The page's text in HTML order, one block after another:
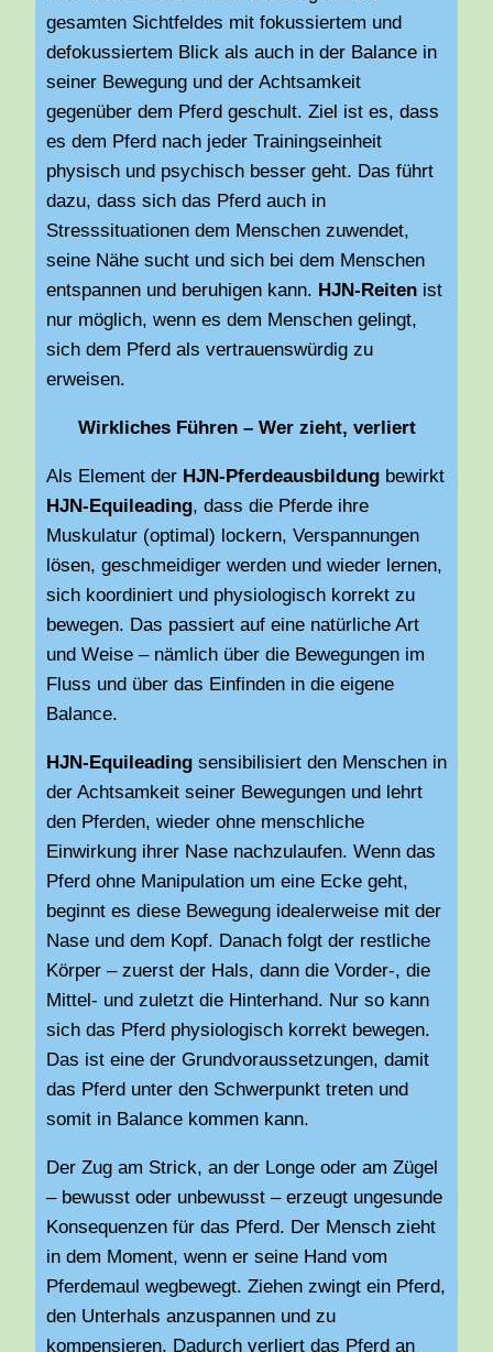
gesamten Sichtfeldes mit fokussiertem und
defokussiertem Blick als auch in der Balance in
seiner Bewegung und der Achtsamkeit
gegenüber dem Pferd geschult. Ziel ist es, dass
es dem Pferd nach jeder Trainingseinheit
physisch und psychisch besser geht. Das führt
dazu, dass sich das Pferd auch in
Stresssituationen dem Menschen zuwendet,
seine Nähe sucht und sich bei dem Menschen
entspannen und beruhigen kann. HJN-Reiten ist
nur möglich, wenn es dem Menschen gelingt,
sich dem Pferd als vertrauenswürdig zu
erweisen.
Wirkliches Führen – Wer zieht, verliert
Als Element der HJN-Pferdeausbildung bewirkt
HJN-Equileading, dass die Pferde ihre
Muskulatur (optimal) lockern, Verspannungen
lösen, geschmeidiger werden und wieder lernen,
sich koordiniert und physiologisch korrekt zu
bewegen. Das passiert auf eine natürliche Art
und Weise – nämlich über die Bewegungen im
Fluss und über das Einfinden in die eigene
Balance.
HJN-Equileading sensibilisiert den Menschen in
der Achtsamkeit seiner Bewegungen und lehrt
den Pferden, wieder ohne menschliche
Einwirkung ihrer Nase nachzulaufen. Wenn das
Pferd ohne Manipulation um eine Ecke geht,
beginnt es diese Bewegung idealerweise mit der
Nase und dem Kopf. Danach folgt der restliche
Körper – zuerst der Hals, dann die Vorder-, die
Mittel- und zuletzt die Hinterhand. Nur so kann
sich das Pferd physiologisch korrekt bewegen.
Das ist eine der Grundvoraussetzungen, damit
das Pferd unter den Schwerpunkt treten und
somit in Balance kommen kann.
Der Zug am Strick, an der Longe oder am Zügel
– bewusst oder unbewusst – erzeugt ungesunde
Konsequenzen für das Pferd. Der Mensch zieht
in dem Moment, wenn er seine Hand vom
Pferdemaul wegbewegt. Ziehen zwingt ein Pferd,
den Unterhals anzuspannen und zu
kompensieren. Dadurch verliert das Pferd an